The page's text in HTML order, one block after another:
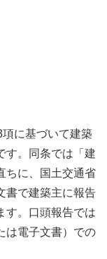
に基づいて建築
す。同条では「建
ちに、国土交通省
書で建築主に報告
す。口頭報告では
は電子文書）での